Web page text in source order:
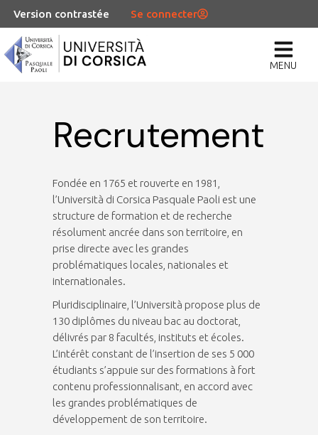
Version contrastée Se connecter
MENU
Recrutement
Fondée en 1765 et rouverte en 1981,
l’Università di Corsica Pasquale Paoli est une
structure de formation et de recherche
résolument ancrée dans son territoire, en
prise directe avec les grandes
problématiques locales, nationales et
internationales.
Pluridisciplinaire, l’Università propose plus de
130 diplômes du niveau bac au doctorat,
délivrés par 8 facultés, instituts et écoles.
L’intérêt constant de l’insertion de ses 5 000
étudiants s’appuie sur des formations à fort
contenu professionnalisant, en accord avec
les grandes problématiques de
développement de son territoire.